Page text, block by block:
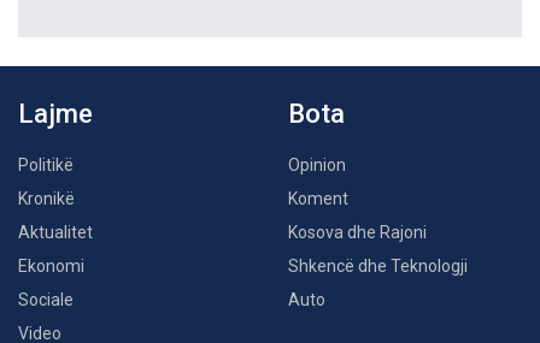
Lajme
Politikë
Kronikë
Aktualitet
Ekonomi
Sociale
Video
Bota
Opinion
Koment
Kosova dhe Rajoni
Shkencë dhe Teknologji
Auto